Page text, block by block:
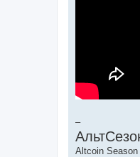
–
Altcoin Season